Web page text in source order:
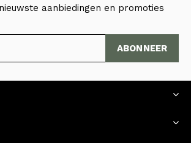
aanbiedingen en promoties
ABONNEER